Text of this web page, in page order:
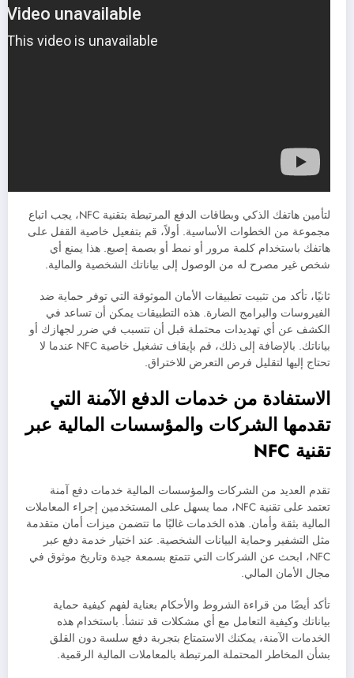
لتأمين هاتفك الذكي وبطاقات الدفع المرتبطة بتقنية NFC، يجب اتباع
مجموعة من الخطوات الأساسية. أولاً، قم بتفعيل خاصية القفل على
هاتفك باستخدام كلمة مرور أو نمط أو بصمة إصبع. هذا يمنع أي
شخص غير مصرح له من الوصول إلى بياناتك الشخصية والمالية.
ثانيًا، تأكد من تثبيت تطبيقات الأمان الموثوقة التي توفر حماية ضد
الفيروسات والبرامج الضارة. هذه التطبيقات يمكن أن تساعد في
الكشف عن أي تهديدات محتملة قبل أن تتسبب في ضرر لجهازك أو
بياناتك. بالإضافة إلى ذلك، قم بإيقاف تشغيل خاصية NFC عندما لا
تحتاج إليها لتقليل فرص التعرض للاختراق.
الاستفادة من خدمات الدفع الآمنة التي
تقدمها الشركات والمؤسسات المالية عبر
تقنية NFC
تقدم العديد من الشركات والمؤسسات المالية خدمات دفع آمنة
تعتمد على تقنية NFC، مما يسهل على المستخدمين إجراء المعاملات
المالية بثقة وأمان. هذه الخدمات غالبًا ما تتضمن ميزات أمان متقدمة
مثل التشفير وحماية البيانات الشخصية. عند اختيار خدمة دفع عبر
NFC، ابحث عن الشركات التي تتمتع بسمعة جيدة وتاريخ موثوق في
مجال الأمان المالي.
تأكد أيضًا من قراءة الشروط والأحكام بعناية لفهم كيفية حماية
بياناتك وكيفية التعامل مع أي مشكلات قد تنشأ. باستخدام هذه
الخدمات الآمنة، يمكنك الاستمتاع بتجربة دفع سلسة دون القلق
بشأن المخاطر المحتملة المرتبطة بالمعاملات المالية الرقمية.